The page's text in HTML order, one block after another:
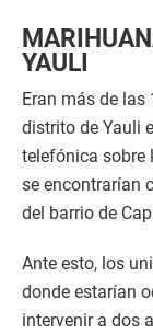
YAULI
Eran más de
distrito de Yauli
telefónica sobre
se encontrarían
del barrio de
Ante esto, los
donde estarían
intervenir a dos